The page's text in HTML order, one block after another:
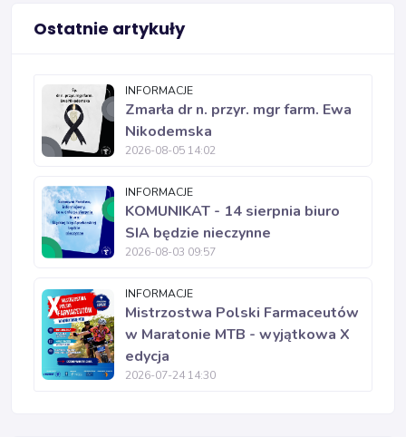
Ostatnie artykuły
INFORMACJE
Zmarła dr n. przyr. mgr farm. Ewa
Nikodemska
2026-08-05 14:02
INFORMACJE
KOMUNIKAT - 14 sierpnia biuro
SIA będzie nieczynne
2026-08-03 09:57
INFORMACJE
Mistrzostwa Polski Farmaceutów
w Maratonie MTB - wyjątkowa X
edycja
2026-07-24 14:30